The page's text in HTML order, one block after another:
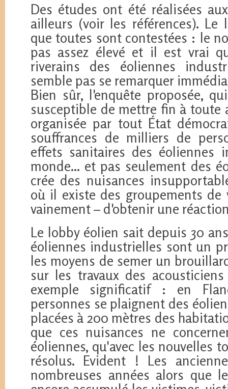
Des études ont été réalisées
ailleurs (voir les références). Le
que toutes sont contestées : le
pas assez élevé et il est vrai
riverains des éoliennes
semble pas se remarquer
Bien sûr, l'enquête proposée,
susceptible de mettre fin à toute
organisée par tout État
souffrances de milliers de
effets sanitaires des éoliennes
monde... et pas seulement des
crée des nuisances
où il existe des groupements
vainement – d'obtenir une
Le lobby éolien sait depuis 30
éoliennes industrielles sont un
les moyens de semer un
sur les travaux des
exemple significatif : en
personnes se plaignent des
placées à 200 mètres des
que ces nuisances ne
éoliennes, qu'avec les nouvelles
résolus. Evident ! Les
nombreuses années alors que